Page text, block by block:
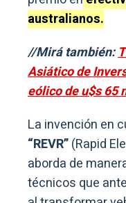
australianos.
//Mirá también:
Asiático de
eólico de u$s 65
La invención en
“REVR”(Rapid
aborda de
técnicos que